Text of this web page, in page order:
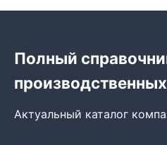
Полный
Актуальный каталог